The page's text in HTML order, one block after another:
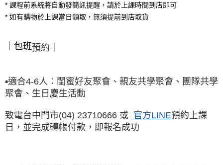
* 課程前系統將自動發簡訊提醒，請於上課時間到店即可
* 如有購物於上課當日領取，無須提前到店取貨
｜包班預約
▪️適合4-6人： 閨蜜好友聚會、 親友共學聚會、 團隊共學
聚會、 生日慶生活動
致電台中門市(04) 23710666 或 官方LINE預約上課
日，並完成轉帳付款，即報名成功